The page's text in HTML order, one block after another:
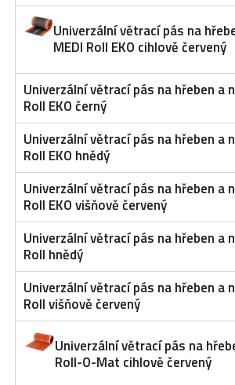
Univerzální větrací pás na
MEDI Roll EKO cihlově červený
Univerzální větrací pás na hřeben a
Roll EKO černý
Univerzální větrací pás na hřeben a
Roll EKO hnědý
Univerzální větrací pás na hřeben a
Roll EKO višňově červený
Univerzální větrací pás na hřeben a
Roll hnědý
Univerzální větrací pás na hřeben a
Roll višňově červený
Univerzální větrací pás na
Roll-O-Mat cihlově červený